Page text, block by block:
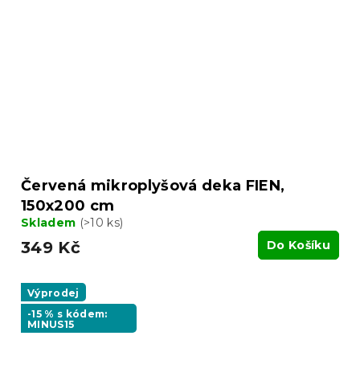
Červená mikroplyšová deka FIEN,
150x200 cm
Skladem (>10 ks)
349 Kč Do Košíku
Výprodej
-15 % s kódem:
MINUS15